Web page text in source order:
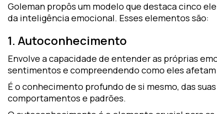
Goleman propôs um modelo que destaca cinco
da inteligência emocional. Esses elementos são:
1. Autoconhecimento
Envolve a capacidade de entender as próprias
sentimentos e compreendendo como eles
É o conhecimento profundo de si mesmo, das
comportamentos e padrões.